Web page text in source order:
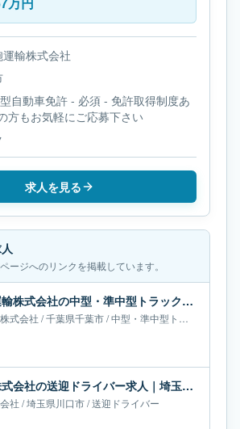
輸株式会社
自動車免許 - 必須 - 免許取得制度あ
方もお気軽にご応募下さい
求人を見る
ージへのリンクを掲載しています。
関東誠和梱枹運輸株式会社の中型・準中型トラックドライバー求人｜千葉県千葉市｜月給56万-68万円
式会社 /千葉県千葉市/中型・準中型トラックドライバー
東京富士交通株式会社の送迎ドライバー求人｜埼玉県川口市
社 /埼玉県川口市/送迎ドライバー